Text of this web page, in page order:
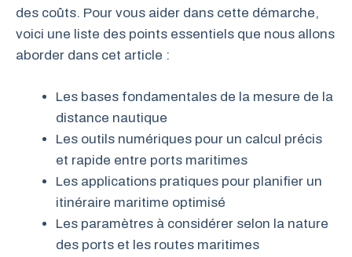
des coûts. Pour vous aider dans cette démarche,
voici une liste des points essentiels que nous allons
aborder dans cet article :
Les bases fondamentales de la mesure de la
distance nautique
Les outils numériques pour un calcul précis
et rapide entre ports maritimes
Les applications pratiques pour planifier un
itinéraire maritime optimisé
Les paramètres à considérer selon la nature
des ports et les routes maritimes